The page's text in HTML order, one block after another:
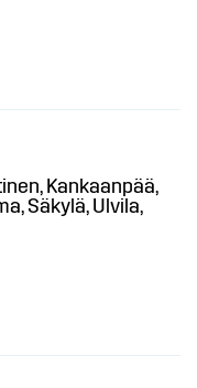
Kankaanpää,
Säkylä, Ulvila,